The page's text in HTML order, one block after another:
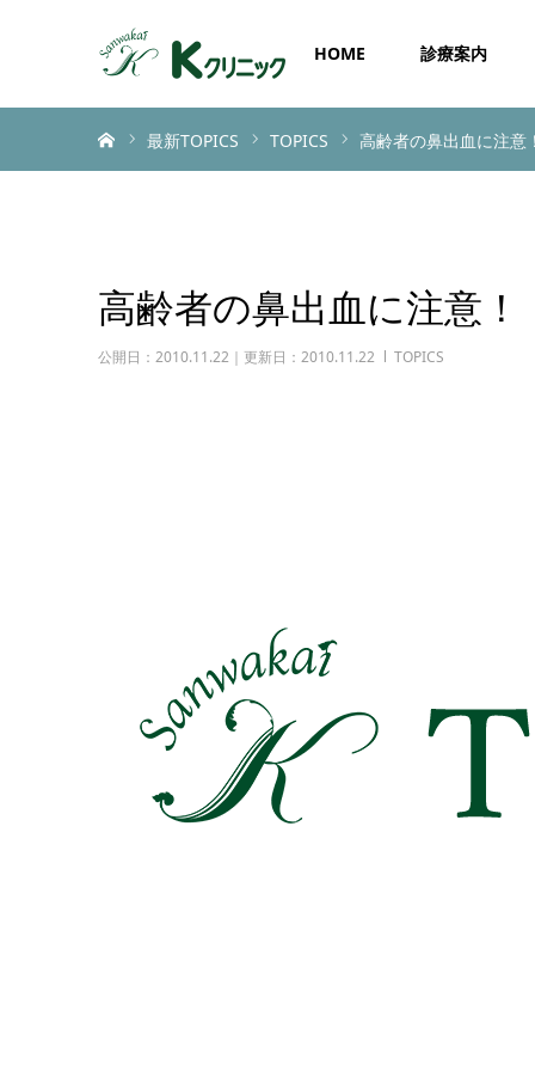
HOME 診療案内
最新TOPICS TOPICS 高齢者の鼻出血に注意
高齢者の鼻出血に注意！
公開日：2010.11.22｜更新日：2010.11.22 TOPICS